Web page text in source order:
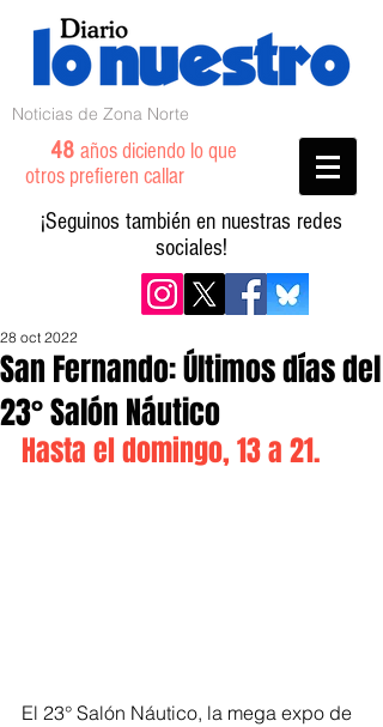
Noticias de Zona Norte
48 años diciendo lo que
otros prefieren callar
¡Seguinos también en nuestras redes
sociales!
San Fernando: Últimos días del
23° Salón Náutico
28 oct 2022
Hasta el domingo, 13 a 21.
El 23° Salón Náutico, la mega expo de